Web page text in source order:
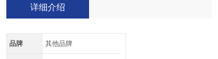
详细介绍
品牌 其他品牌